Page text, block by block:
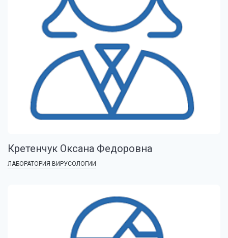
Кретенчук Оксана Федоровна
ЛАБОРАТОРИЯ ВИРУСОЛОГИИ